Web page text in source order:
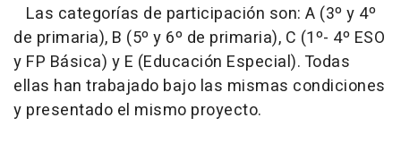
Las categorías de participación son: A (3º y 4º
de primaria), B (5º y 6º de primaria), C (1º- 4º ESO
y FP Básica) y E (Educación Especial). Todas
ellas han trabajado bajo las mismas condiciones
y presentado el mismo proyecto.